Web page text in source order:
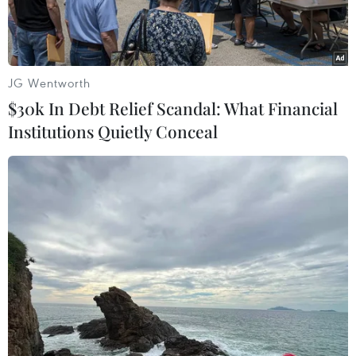
Cử tri Pháp đi bỏ phiếu tại điểm bầu cử ở Saint-Pierre ngày
Theo AFP, ngày 19/6, kết quả cuối cùng tại vòng
2, cũng là vòng cuối cùng, cuộc bầu cử Hạ viện
Pháp cho thấy đảng Nền Cộng hòa Tiến bước
(REM) của Tổng thống Pháp Emmanuel Macron
JG Wentworth
$30k In Debt Relief Scandal: What Financial
Institutions Quietly Conceal